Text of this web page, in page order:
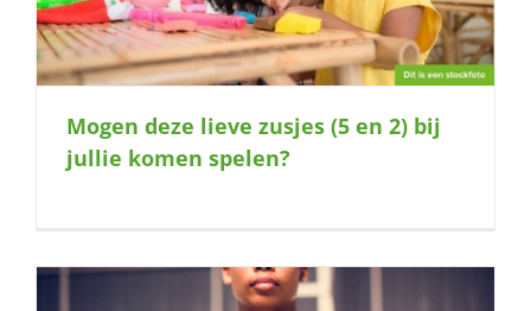
Mogen deze lieve zusjes (5 en 2) bij
jullie komen spelen?